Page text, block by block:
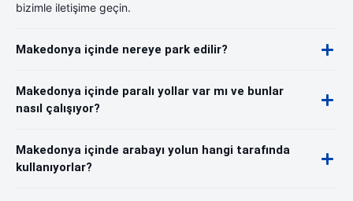
bizimle iletişime geçin.
Makedonya içinde nereye park edilir?
Makedonya içinde paralı yollar var mı ve bunlar
nasıl çalışıyor?
Makedonya içinde arabayı yolun hangi tarafında
kullanıyorlar?